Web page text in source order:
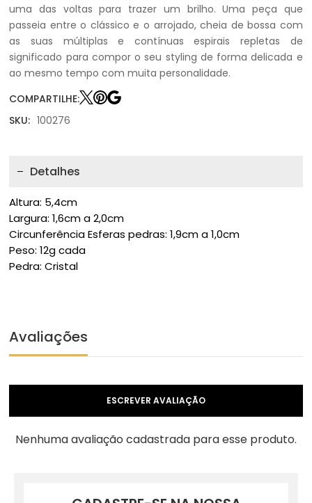
uma das voltas para trazer um brilho. Uma peça que
passeia entre o clássico e o arrojado, cheia de bossa com
as suas múltiplas e contínuas espirais repletas de
significado para compor o seu styling de forma delicada e
ao mesmo tempo com muita personalidade.
COMPARTILHE:
SKU: 100276
Detalhes
Altura: 5,4cm
Largura: 1,6cm a 2,0cm
Circunferência Esferas pedras: 1,9cm a 1,0cm
Peso: 12g cada
Pedra: Cristal
Avaliações
ESCREVER AVALIAÇÃO
Nenhuma avaliação cadastrada para esse produto.